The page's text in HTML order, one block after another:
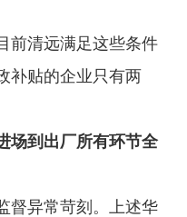
清远满足这些条件
补贴的企业只有两
场到出厂所有环节全
异常苛刻。上述华